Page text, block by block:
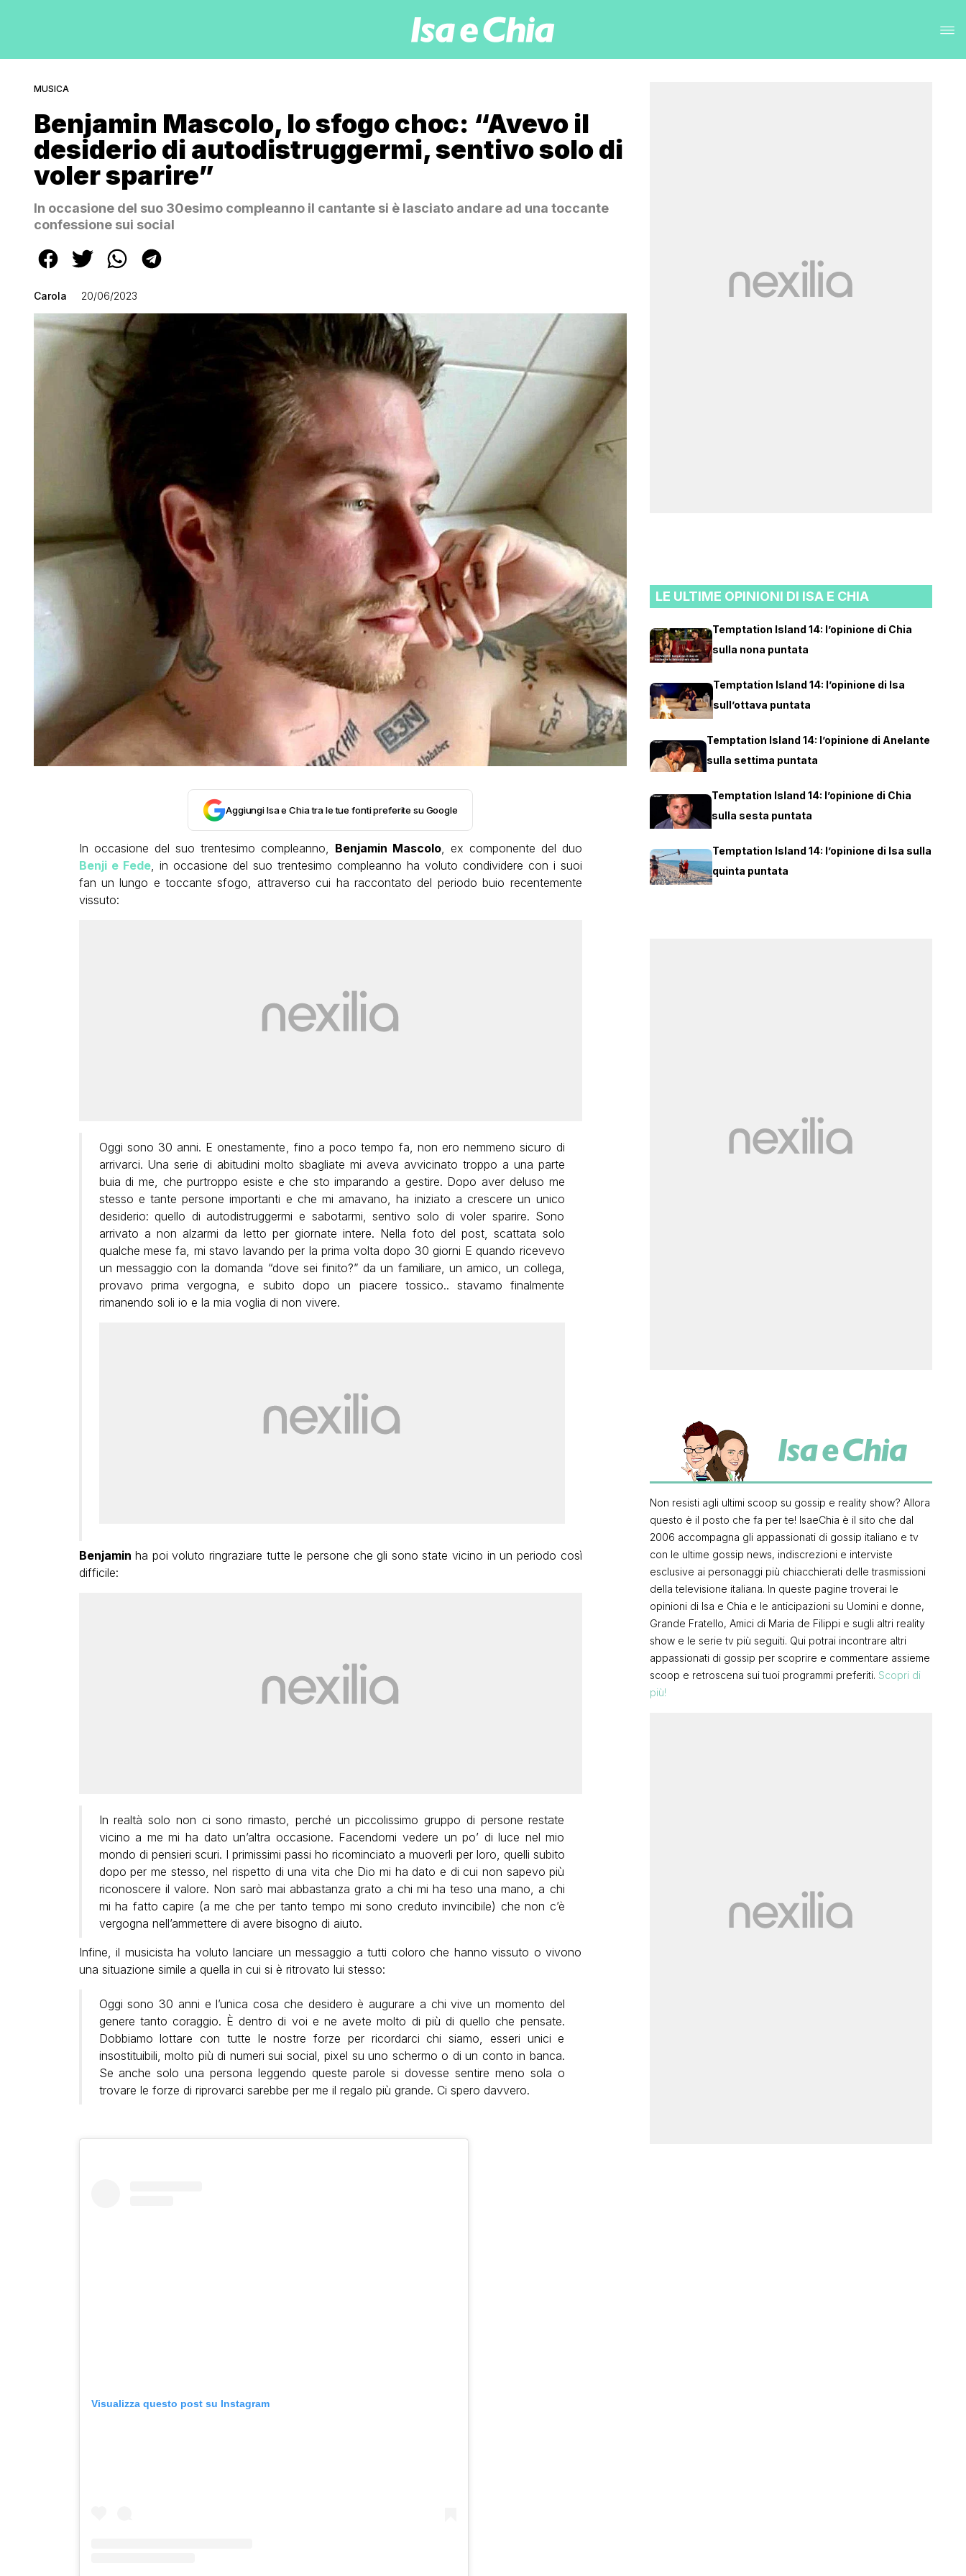
MUSICA
Benjamin Mascolo, lo sfogo choc: “Avevo il
desiderio di autodistruggermi, sentivo solo di
voler sparire”
In occasione del suo 30esimo compleanno il cantante si è lasciato andare ad una toccante
confessione sui social
Carola 20/06/2023
Aggiungi Isa e Chia tra le tue fonti preferite su Google
In occasione del suo trentesimo compleanno, Benjamin Mascolo, ex componente del duo
Benji e Fede, in occasione del suo trentesimo compleanno ha voluto condividere con i suoi
fan un lungo e toccante sfogo, attraverso cui ha raccontato del periodo buio recentemente
vissuto:
Oggi sono 30 anni. E onestamente, fino a poco tempo fa, non ero nemmeno sicuro di
arrivarci. Una serie di abitudini molto sbagliate mi aveva avvicinato troppo a una parte
buia di me, che purtroppo esiste e che sto imparando a gestire. Dopo aver deluso me
stesso e tante persone importanti e che mi amavano, ha iniziato a crescere un unico
desiderio: quello di autodistruggermi e sabotarmi, sentivo solo di voler sparire. Sono
arrivato a non alzarmi da letto per giornate intere. Nella foto del post, scattata solo
qualche mese fa, mi stavo lavando per la prima volta dopo 30 giorni E quando ricevevo
un messaggio con la domanda “dove sei finito?” da un familiare, un amico, un collega,
provavo prima vergogna, e subito dopo un piacere tossico.. stavamo finalmente
rimanendo soli io e la mia voglia di non vivere.
Benjamin ha poi voluto ringraziare tutte le persone che gli sono state vicino in un periodo così
difficile:
In realtà solo non ci sono rimasto, perché un piccolissimo gruppo di persone restate
vicino a me mi ha dato un’altra occasione. Facendomi vedere un po’ di luce nel mio
mondo di pensieri scuri. I primissimi passi ho ricominciato a muoverli per loro, quelli subito
dopo per me stesso, nel rispetto di una vita che Dio mi ha dato e di cui non sapevo più
riconoscere il valore. Non sarò mai abbastanza grato a chi mi ha teso una mano, a chi
mi ha fatto capire (a me che per tanto tempo mi sono creduto invincibile) che non c’è
vergogna nell’ammettere di avere bisogno di aiuto.
Infine, il musicista ha voluto lanciare un messaggio a tutti coloro che hanno vissuto o vivono
una situazione simile a quella in cui si è ritrovato lui stesso:
Oggi sono 30 anni e l’unica cosa che desidero è augurare a chi vive un momento del
genere tanto coraggio. È dentro di voi e ne avete molto di più di quello che pensate.
Dobbiamo lottare con tutte le nostre forze per ricordarci chi siamo, esseri unici e
insostituibili, molto più di numeri sui social, pixel su uno schermo o di un conto in banca.
Se anche solo una persona leggendo queste parole si dovesse sentire meno sola o
trovare le forze di riprovarci sarebbe per me il regalo più grande. Ci spero davvero.
Visualizza questo post su Instagram
LE ULTIME OPINIONI DI ISA E CHIA
Temptation Island 14: l’opinione di Chia
sulla nona puntata
Temptation Island 14: l’opinione di Isa
sull’ottava puntata
Temptation Island 14: l’opinione di Anelante
sulla settima puntata
Temptation Island 14: l’opinione di Chia
sulla sesta puntata
Temptation Island 14: l’opinione di Isa sulla
quinta puntata
Non resisti agli ultimi scoop su gossip e reality show? Allora
questo è il posto che fa per te! IsaeChia è il sito che dal
2006 accompagna gli appassionati di gossip italiano e tv
con le ultime gossip news, indiscrezioni e interviste
esclusive ai personaggi più chiacchierati delle trasmissioni
della televisione italiana. In queste pagine troverai le
opinioni di Isa e Chia e le anticipazioni su Uomini e donne,
Grande Fratello, Amici di Maria de Filippi e sugli altri reality
show e le serie tv più seguiti. Qui potrai incontrare altri
appassionati di gossip per scoprire e commentare assieme
scoop e retroscena sui tuoi programmi preferiti. Scopri di
più!